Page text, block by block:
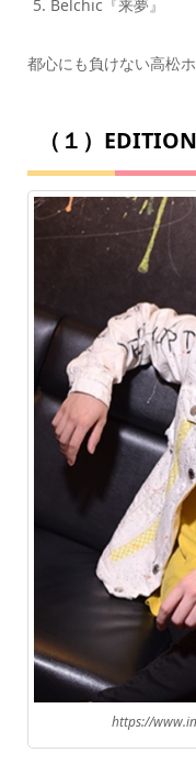
Belchic『来夢』
都心にも負けない高松
（１）
https://